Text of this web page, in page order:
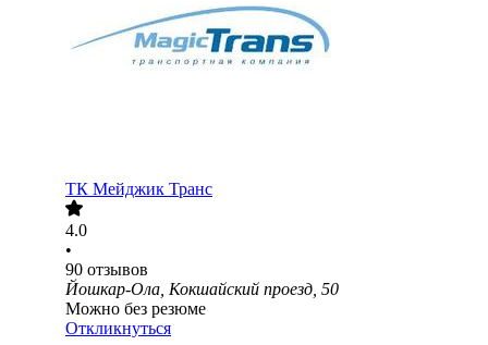
ТК Мейджик Транс
4.0
•
90 отзывов
Йошкар-Ола, Кокшайский проезд, 50
Можно без резюме
Откликнуться